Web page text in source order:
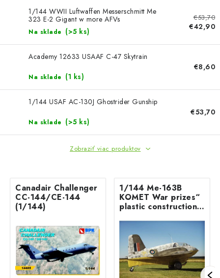
VOUCHERS
PREDÁVANÉ ZNAČKY
Podmienky a pravidlá
Modelársky slovník Art Scale
Výstavy 2026
1/144 WWII Luftwaffen Messerschmitt Me
323 E-2 Gigant w more AFVs
Na sklade (>5 ks)
€53,70
€42,90
Academy 12633 USAAF C-47 Skytrain
Na sklade (1 ks)
€8,60
1/144 USAF AC-130J Ghostrider Gunship
Na sklade (>5 ks)
€53,70
Zobraziť viac produktov
Canadair Challenger
CC-144/CE-144
(1/144)
1/144 Me-163B
KOMET War prizes“
plastic construction